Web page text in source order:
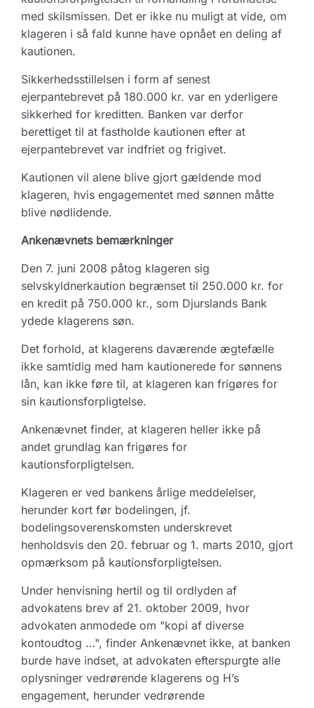
med skilsmissen. Det er ikke nu muligt at vide, om
klageren i så fald kunne have opnået en deling af
kautionen.
Sikkerhedsstillelsen i form af senest
ejerpantebrevet på 180.000 kr. var en yderligere
sikkerhed for kreditten. Banken var derfor
berettiget til at fastholde kautionen efter at
ejerpantebrevet var indfriet og frigivet.
Kautionen vil alene blive gjort gældende mod
klageren, hvis engagementet med sønnen måtte
blive nødlidende.
Ankenævnets bemærkninger
Den 7. juni 2008 påtog klageren sig
selvskyldnerkaution begrænset til 250.000 kr. for
en kredit på 750.000 kr., som Djurslands Bank
ydede klagerens søn.
Det forhold, at klagerens daværende ægtefælle
ikke samtidig med ham kautionerede for sønnens
lån, kan ikke føre til, at klageren kan frigøres for
sin kautionsforpligtelse.
Ankenævnet finder, at klageren heller ikke på
andet grundlag kan frigøres for
kautionsforpligtelsen.
Klageren er ved bankens årlige meddelelser,
herunder kort før bodelingen, jf.
bodelingsoverenskomsten underskrevet
henholdsvis den 20. februar og 1. marts 2010, gjort
opmærksom på kautionsforpligtelsen.
Under henvisning hertil og til ordlyden af
advokatens brev af 21. oktober 2009, hvor
advokaten anmodede om "kopi af diverse
kontoudtog …", finder Ankenævnet ikke, at banken
burde have indset, at advokaten efterspurgte alle
oplysninger vedrørende klagerens og H’s
engagement, herunder vedrørende